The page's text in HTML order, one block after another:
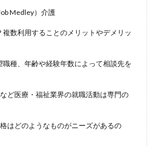
Medley）介護
数利用することのメリットやデメリッ
種、年齢や経験年数によって相談先を
ど医療・福祉業界の就職活動は専門の
はどのようなものがニーズがあるの
ニーキャリア株式会社
リ職
バレジーズ株式会社
福祉 介護職
リシュウカツ